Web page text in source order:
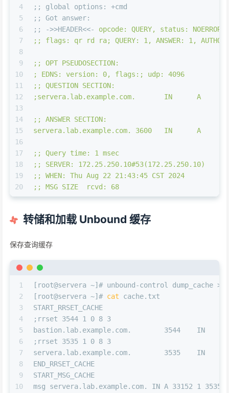
4
5
6
7
8
9
10
11
12
13
14
15
16
17
18
19
20
;; global options: +cmd
;; Got answer:
;; ->>HEADER<<- opcode: QUERY, status:
;; flags: qr rd ra; QUERY: 1, ANSWER: 1,
;; OPT PSEUDOSECTION:
; EDNS: version: 0, flags:; udp: 4096
;; QUESTION SECTION:
;servera.lab.example.com.       IN      A
;; ANSWER SECTION:
servera.lab.example.com. 3600   IN      A
;; Query time: 1 msec
;; SERVER: 172.25.250.10#53(172.25.250.10)
;; WHEN: Thu Aug 22 21:43:45 CST 2024
;; MSG SIZE  rcvd: 68
转储和加载 Unbound 缓存
保存查询缓存
1
2
3
4
5
6
7
8
9
10
[root@servera ~]# unbound-control dump_cache >
[root@servera ~]# cat cache.txt
START_RRSET_CACHE
;rrset 3544 1 0 8 3
bastion.lab.example.com.        3544    IN
;rrset 3535 1 0 8 3
servera.lab.example.com.        3535    IN
END_RRSET_CACHE
START_MSG_CACHE
msg servera.lab.example.com. IN A 33152 1 3535